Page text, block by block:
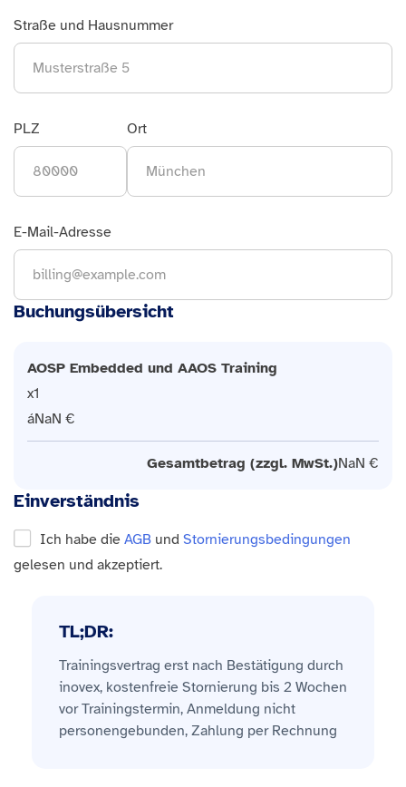
Straße und Hausnummer
PLZ Ort
E-Mail-Adresse
Buchungsübersicht
AOSP Embedded und AAOS Training
1
NaN €
Gesamtbetrag (zzgl. MwSt.)NaN €
Einverständnis
Ich habe die AGB und Stornierungsbedingungen
gelesen und akzeptiert.
TL;DR:
Trainingsvertrag erst nach Bestätigung durch
inovex, kostenfreie Stornierung bis 2 Wochen
vor Trainingstermin, Anmeldung nicht
personengebunden, Zahlung per Rechnung